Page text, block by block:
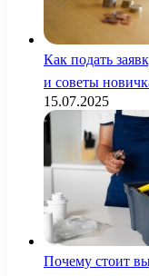
Как подать
и советы
15.07.2025
Почему стоит